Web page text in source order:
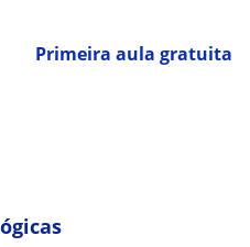
Primeira aula gratuita